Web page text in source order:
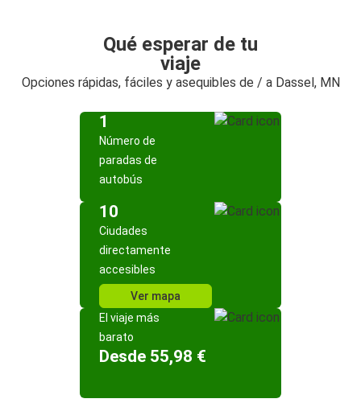
Qué esperar de tu
viaje
Opciones rápidas, fáciles y asequibles de / a Dassel, MN
1
Número de
paradas de
autobús
10
Ciudades
directamente
accesibles
Ver mapa
El viaje más
barato
Desde 55,98 €